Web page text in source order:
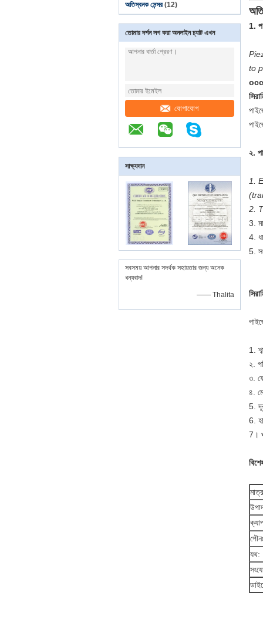
অতিস্বনক সেন্সর (12)
তোমার দর্শন লগ করা অনলাইন চ্যাট এখন
যোগাযোগ
সাক্ষ্যদান
সবসময় আপনার সদর্থক সহায়তার জন্য অনেক
ধন্যবাদ!
—— Thalita
1.
to
২.
1.
2.
3.
4.
5.
1.
২.
৩.
৪.
5.
6.
7।
যথ: